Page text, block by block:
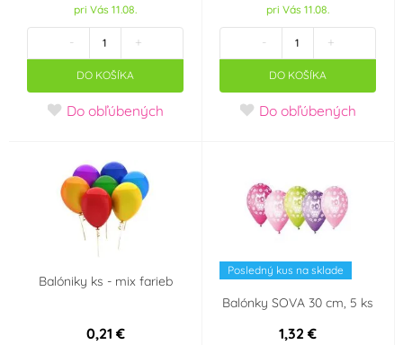
pri Vás 11.08.
- +
DO KOŠÍKA
Do obľúbených
pri Vás 11.08.
- +
DO KOŠÍKA
Do obľúbených
Balóniky ks - mix farieb
0,21 €
Posledný kus na sklade
Balónky SOVA 30 cm, 5 ks
1,32 €